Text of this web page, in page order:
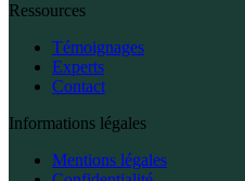
Ressources
Témoignages
Experts
Contact
Informations légales
Mentions légales